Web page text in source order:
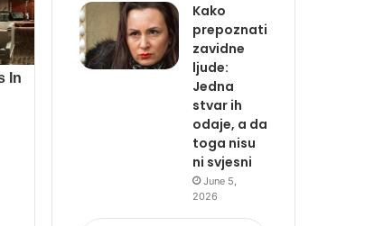
Kako
prepoznati
zavidne
ljude:
Jedna
stvar ih
odaje, a da
toga nisu
ni svjesni
June 5,
2026